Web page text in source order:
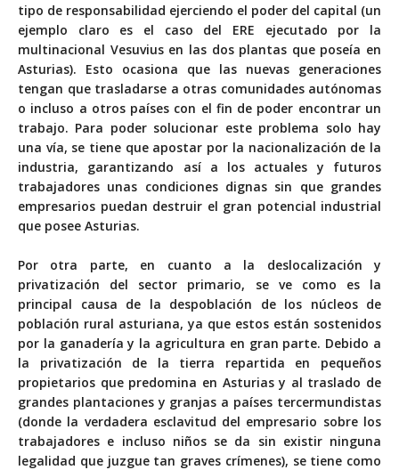
tipo de responsabilidad ejerciendo el poder del capital (un
ejemplo claro es el caso del ERE ejecutado por la
multinacional Vesuvius en las dos plantas que poseía en
Asturias). Esto ocasiona que las nuevas generaciones
tengan que trasladarse a otras comunidades autónomas
o incluso a otros países con el fin de poder encontrar un
trabajo. Para poder solucionar este problema solo hay
una vía, se tiene que apostar por la nacionalización de la
industria, garantizando así a los actuales y futuros
trabajadores unas condiciones dignas sin que grandes
empresarios puedan destruir el gran potencial industrial
que posee Asturias.
Por otra parte, en cuanto a la deslocalización y
privatización del sector primario, se ve como es la
principal causa de la despoblación de los núcleos de
población rural asturiana, ya que estos están sostenidos
por la ganadería y la agricultura en gran parte. Debido a
la privatización de la tierra repartida en pequeños
propietarios que predomina en Asturias y al traslado de
grandes plantaciones y granjas a países tercermundistas
(donde la verdadera esclavitud del empresario sobre los
trabajadores e incluso niños se da sin existir ninguna
legalidad que juzgue tan graves crímenes), se tiene como